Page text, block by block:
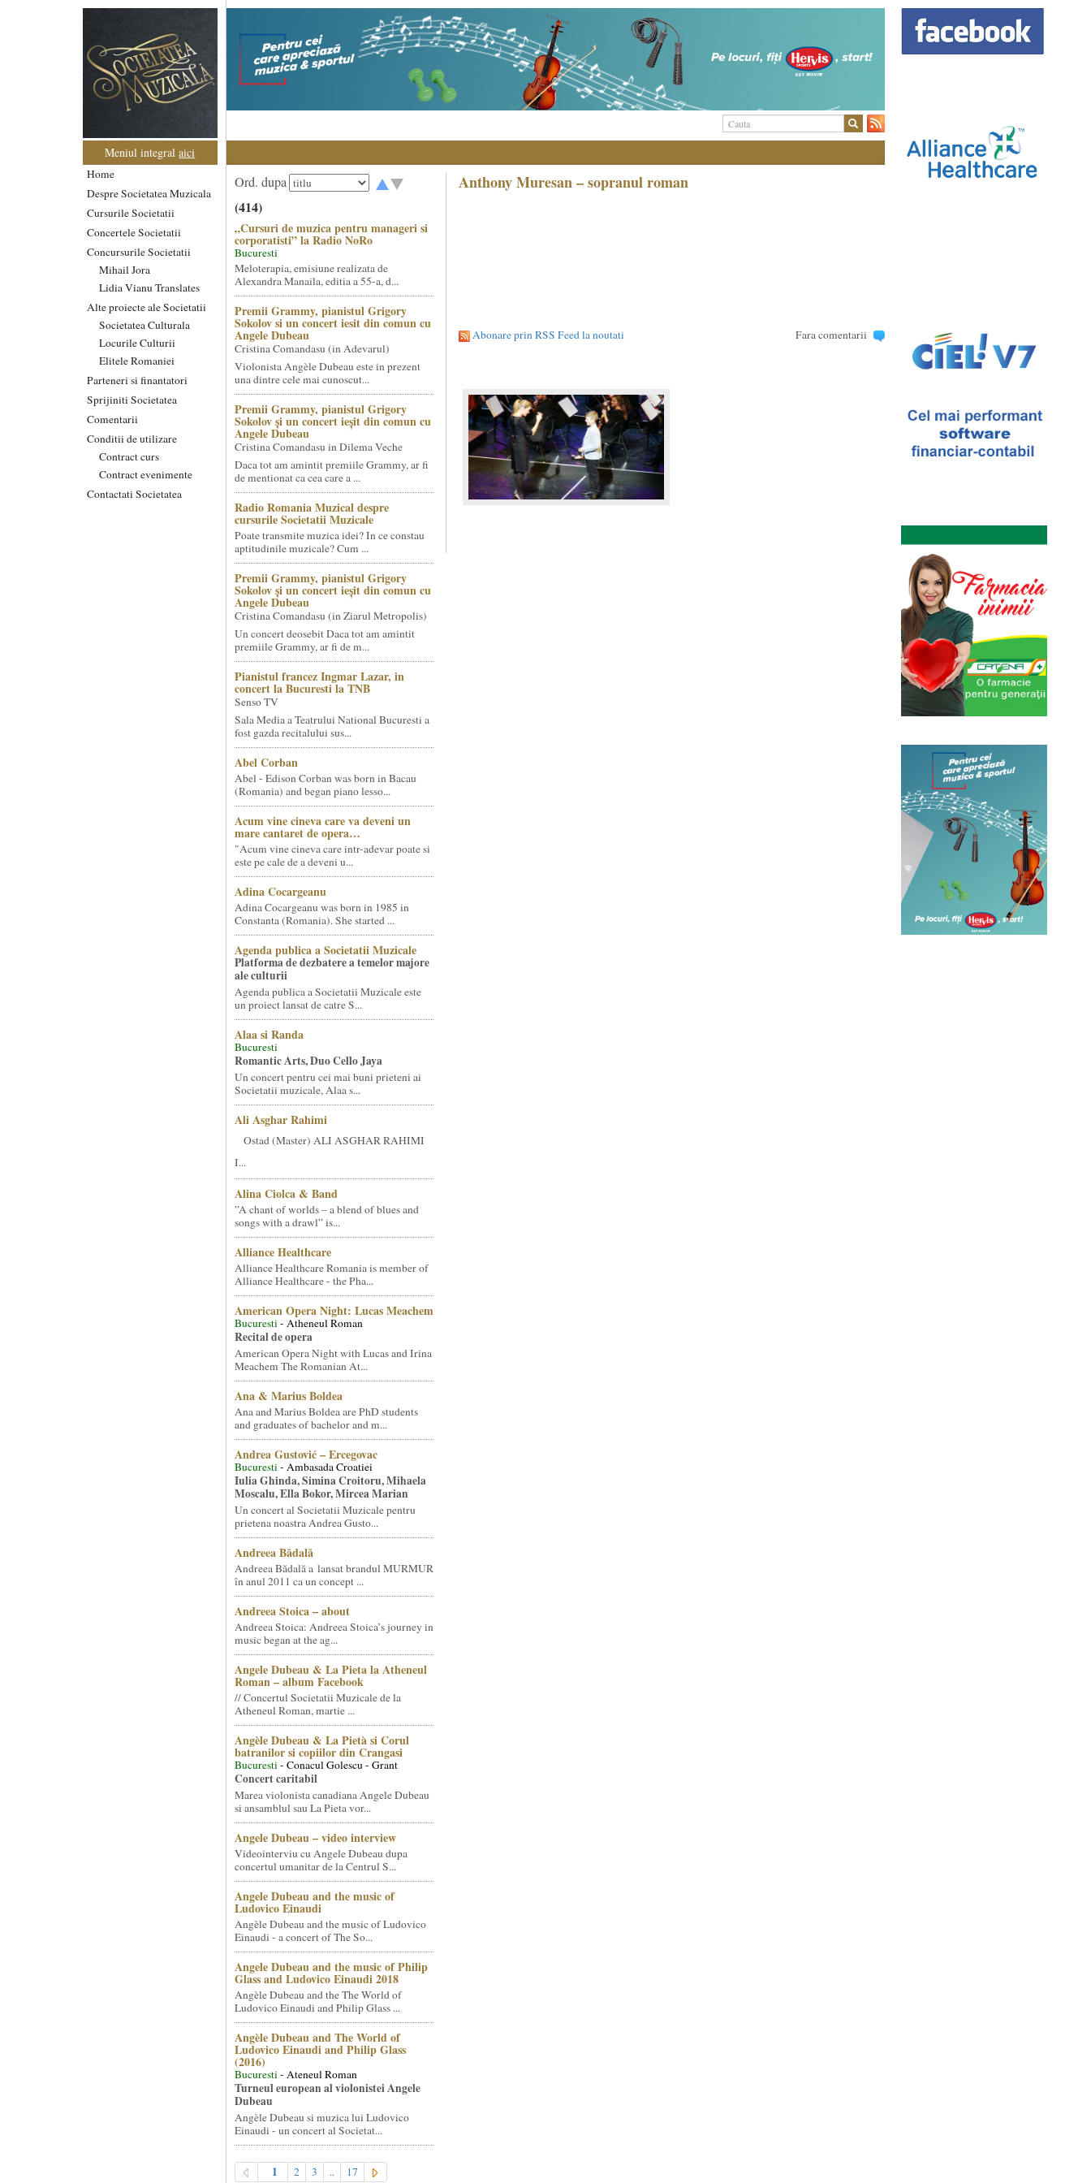
Meniul integralaici
Home
Despre Societatea Muzicala
Cursurile Societatii
Concertele Societatii
Concursurile Societatii
Mihail Jora
Lidia Vianu Translates
Alte proiecte ale Societatii
Societatea Culturala
Locurile Culturii
Elitele Romaniei
Parteneri si finantatori
Sprijiniti Societatea
Comentarii
Conditii de utilizare
Contract curs
Contract evenimente
Contactati Societatea
Ord. dupa
(414)
„Cursuri de muzica pentru manageri si
corporatisti” la Radio NoRo
Bucuresti
Meloterapia, emisiune realizata de
Alexandra Manaila, editia a 55-a, d...
Premii Grammy, pianistul Grigory
Sokolov si un concert iesit din comun cu
Angele Dubeau
Cristina Comandasu (in Adevarul)
Violonista Angèle Dubeau este in prezent
una dintre cele mai cunoscut...
Premii Grammy, pianistul Grigory
Sokolov și un concert ieșit din comun cu
Angele Dubeau
Cristina Comandasu in Dilema Veche
Daca tot am amintit premiile Grammy, ar fi
de mentionat ca cea care a ...
Radio Romania Muzical despre
cursurile Societatii Muzicale
Poate transmite muzica idei? In ce constau
aptitudinile muzicale? Cum ...
Premii Grammy, pianistul Grigory
Sokolov și un concert ieșit din comun cu
Angele Dubeau
Cristina Comandasu (in Ziarul Metropolis)
Un concert deosebit Daca tot am amintit
premiile Grammy, ar fi de m...
Pianistul francez Ingmar Lazar, in
concert la Bucuresti la TNB
Senso TV
Sala Media a Teatrului National Bucuresti a
fost gazda recitalului sus...
Abel Corban
Abel - Edison Corban was born in Bacau
(Romania) and began piano lesso...
Acum vine cineva care va deveni un
mare cantaret de opera…
"Acum vine cineva care intr-adevar poate si
este pe cale de a deveni u...
Adina Cocargeanu
Adina Cocargeanu was born in 1985 in
Constanta (Romania). She started ...
Agenda publica a Societatii Muzicale
Platforma de dezbatere a temelor majore
ale culturii
Agenda publica a Societatii Muzicale este
un proiect lansat de catre S...
Alaa si Randa
Bucuresti
Romantic Arts, Duo Cello Jaya
Un concert pentru cei mai buni prieteni ai
Societatii muzicale, Alaa s...
Ali Asghar Rahimi
Ostad (Master) ALI ASGHAR RAHIMI
I...
Alina Ciolca & Band
”A chant of worlds – a blend of blues and
songs with a drawl” is...
Alliance Healthcare
Alliance Healthcare Romania is member of
Alliance Healthcare - the Pha...
American Opera Night: Lucas Meachem
Bucuresti- Atheneul Roman
Recital de opera
American Opera Night with Lucas and Irina
Meachem The Romanian At...
Ana & Marius Boldea
Ana and Marius Boldea are PhD students
and graduates of bachelor and m...
Andrea Gustović – Ercegovac
Bucuresti- Ambasada Croatiei
Iulia Ghinda, Simina Croitoru, Mihaela
Moscalu, Ella Bokor, Mircea Marian
Un concert al Societatii Muzicale pentru
prietena noastra Andrea Gusto...
Andreea Bădală
Andreea Bădală a lansat brandul MURMUR
în anul 2011 ca un concept ...
Andreea Stoica – about
Andreea Stoica: Andreea Stoica’s journey in
music began at the ag...
Angele Dubeau & La Pieta la Atheneul
Roman – album Facebook
// Concertul Societatii Muzicale de la
Atheneul Roman, martie ...
Angèle Dubeau & La Pietà si Corul
batranilor si copiilor din Crangasi
Bucuresti- Conacul Golescu - Grant
Concert caritabil
Marea violonista canadiana Angele Dubeau
si ansamblul sau La Pieta vor...
Angele Dubeau – video interview
Videointerviu cu Angele Dubeau dupa
concertul umanitar de la Centrul S...
Angele Dubeau and the music of
Ludovico Einaudi
Angèle Dubeau and the music of Ludovico
Einaudi - a concert of The So...
Angele Dubeau and the music of Philip
Glass and Ludovico Einaudi 2018
Angèle Dubeau and the The World of
Ludovico Einaudi and Philip Glass ...
Angèle Dubeau and The World of
Ludovico Einaudi and Philip Glass
(2016)
Bucuresti- Ateneul Roman
Turneul european al violonistei Angele
Dubeau
Angèle Dubeau si muzica lui Ludovico
Einaudi - un concert al Societat...
1 2 3 .. 17
Anthony Muresan – sopranul roman
Abonare prin RSS Feed la noutati Fara comentarii